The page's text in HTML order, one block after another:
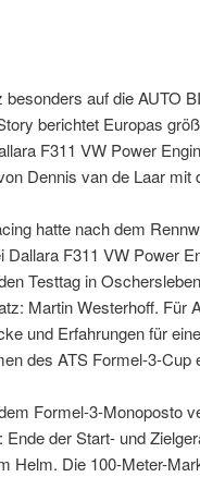
auf die AUTO
berichtet Europas
F311 VW Power
Dennis van de Laar mit
hatte nach dem
F311 VW Power
Testtag in
Martin Westerhoff. Für
und Erfahrungen für
des ATS Formel-3-Cup
Formel-3-Monoposto
der Start- und
Helm. Die 100-Meter-